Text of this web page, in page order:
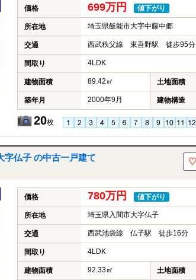
価格 699万円 値下がり
所在地 埼玉県飯能市大字中藤中郷
交通 西武秩父線 東吾野駅 徒歩95分
間取り 4LDK
建物面積 89.42㎡ 土地面積
築年月 2000年9月 建物構造
20枚
字仏子 の中古一戸建て
価格 780万円 値下がり
所在地 埼玉県入間市大字仏子
交通 西武池袋線 仏子駅 徒歩16分
間取り 4LDK
建物面積 92.33㎡ 土地面積